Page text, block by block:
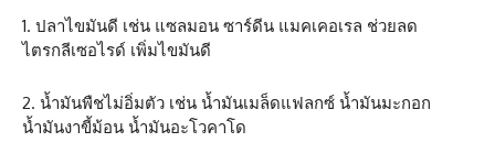
1. ปลาไขมันดี เช่น แซลมอน ซาร์ดีน แมคเคอเรล ช่วยลด
ไตรกลีเซอไรด์ เพิ่มไขมันดี
2. น้ำมันพืชไม่อิ่มตัว เช่น น้ำมันเมล็ดแฟลกซ์ น้ำมันมะกอก
น้ำมันงาขี้ม้อน น้ำมันอะโวคาโด